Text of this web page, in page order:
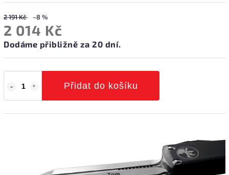
2 191 Kč –8 %
2 014 Kč
Dodáme přibližně za 20 dní.
Přidat do košíku